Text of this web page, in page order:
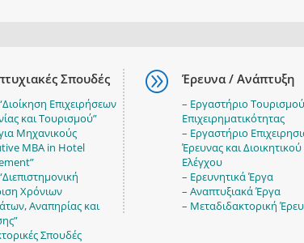
Σπουδές
Επιχειρήσεων
και Τουρισμού”
Μηχανικούς
MBA in Hotel
Χρόνιων
Αναπηρίας και
Σπουδές
A Έρευνα / Ανάπτυξη
– Εργαστήριο
Επιχειρηματικότητας
– Εργαστήριο
Έρευνας και Διοικητικού
Ελέγχου
– Ερευνητικά Έργα
– Αναπτυξιακά Έργα
– Μεταδιδακτορική